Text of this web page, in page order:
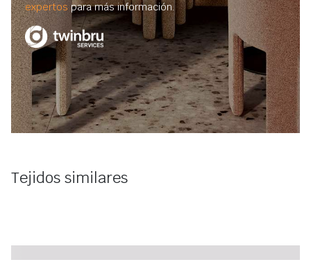
expertos para más información.
Tejidos similares